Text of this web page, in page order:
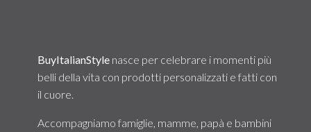
BuyItalianStyle nasce per celebrare i momenti più
belli della vita con prodotti personalizzati e fatti con
il cuore.
Accompagniamo famiglie, mamme, papà e bambini